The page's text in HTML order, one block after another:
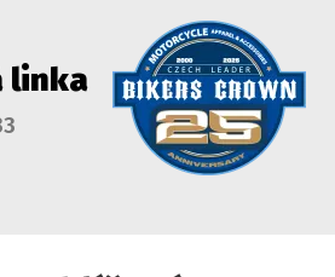
linka